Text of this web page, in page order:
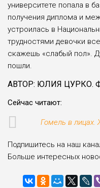
университете попала в
получения диплома и
устроилась в
трудностями девочки
скажешь «слабый пол».
пошли.
АВТОР: ЮЛИЯ ЦУРКО.
Сейчас читают:
Гомель в
Подпишитесь на наш
Больше интересных